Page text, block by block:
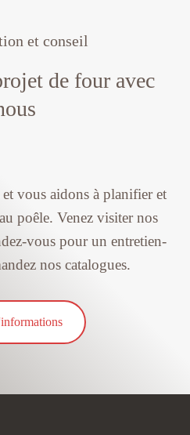
et conseil
de four avec
vous aidons à planifier et
poêle. Venez visiter nos
vous pour un entretien-
nos catalogues.